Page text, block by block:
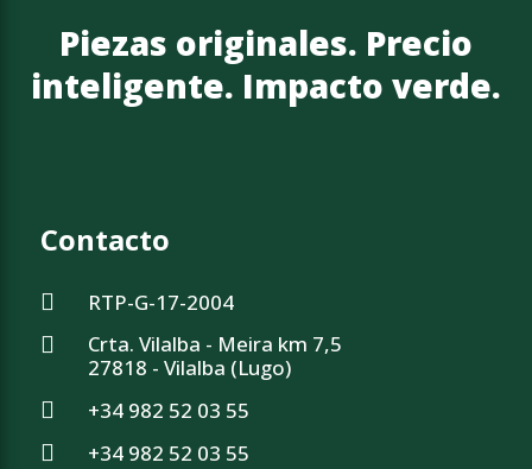
Piezas originales. Precio
inteligente. Impacto verde.
Contacto
RTP-G-17-2004
Crta. Vilalba - Meira km 7,5
27818 - Vilalba (Lugo)
+34 982 52 03 55
+34 982 52 03 55